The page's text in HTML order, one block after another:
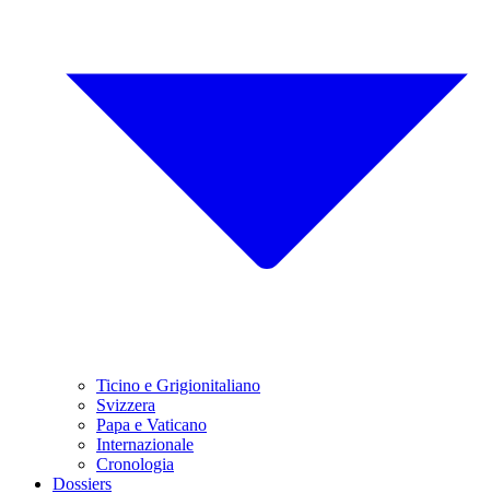
Ticino e Grigionitaliano
Svizzera
Papa e Vaticano
Internazionale
Cronologia
Dossiers